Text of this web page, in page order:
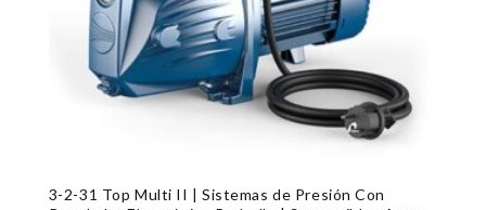
3-2-31 Top Multi II | Sistemas de Presión Con